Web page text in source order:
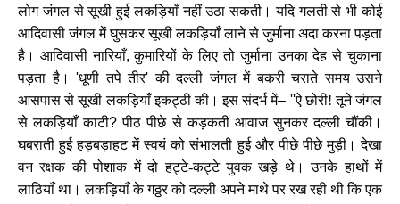
लोग जंगल से सूखी हुई लकड़ि‍याँ नहीं उठा सकती। यदि गलती से भी कोई
आदिवासी जंगल में घुसकर सूखी लकड़ि‍याँ लाने से जुर्माना अदा करना पड़ता
है। आदिवासी नारियाँ,कुमारियों के लिए तो जुर्माना उनका देह से चुकाना
पड़ता है। 'धूणी तपे तीर'की दल्‍ली जंगल में बकरी चराते समय उसने
आसपास से सूखी लकड़ि‍याँ इकट्ठी की। इस संदर्भ में– ''ऐ छोरी! तूने जंगल
से लकड़ि‍याँ काटी?पीठ पीछे से कड़कती आवाज सुनकर दल्‍ली चौंकी।
घबराती हुई हड़बड़ाहट में स्‍वयं को संभालती हुई और पीछे पीछे मुड़ी। देखा
वन रक्षक की पोशाक में दो हट्टे-कट्टे युवक खड़े थे। उनके हाथों में
लाठियाँ था। लकड़ि‍याँ के गठ्ठर को दल्‍ली अपने माथे पर रख रही थी कि एक